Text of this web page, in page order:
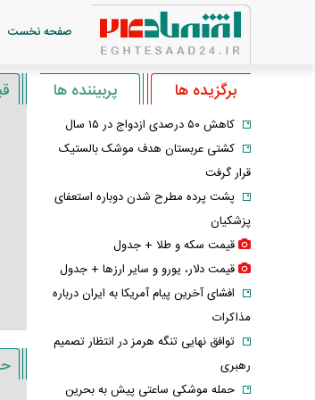
صفحه نخست
برگزیده ها پربیننده ها
کاهش ۵۰ درصدی ازدواج در ۱۵ سال
کشتی عربستان هدف موشک بالستیک
قرار گرفت
پشت پرده مطرح شدن دوباره استعفای
پزشکیان
قیمت سکه و طلا + جدول
قیمت دلار، یورو و سایر ارز‌ها + جدول
افشای آخرین پیام آمریکا به ایران درباره
مذاکرات
توافق نهایی تنگه هرمز در انتظار تصمیم
رهبری
حمله موشکی ساعتی پیش به بحرین